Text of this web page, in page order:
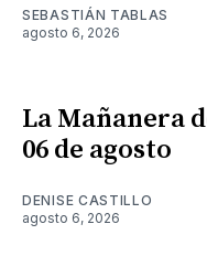
SEBASTIÁN TABLAS
agosto 6, 2026
La Mañanera
06 de agosto
DENISE CASTILLO
agosto 6, 2026